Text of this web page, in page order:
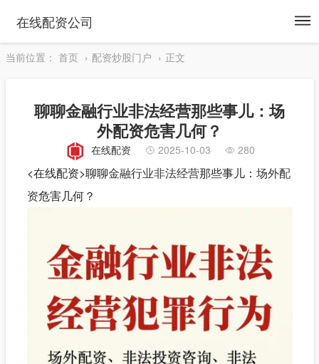
在线配资公司
当前位置： 首页 配资炒股门户 正文
聊聊金融行业非法经营那些事儿：场
外配资危害几何？
在线配资 2025-10-03 280
<在线配资>聊聊金融行业非法经营那些事儿： 场外配
资危害几何？